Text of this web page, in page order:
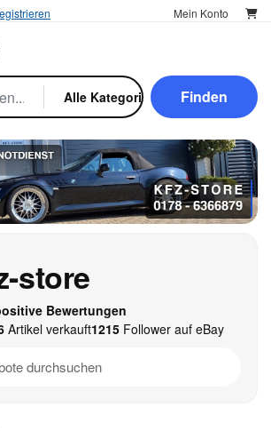
Mein Konto
Finden
store
Bewertungen
Artikel verkauft1215Follower auf eBay